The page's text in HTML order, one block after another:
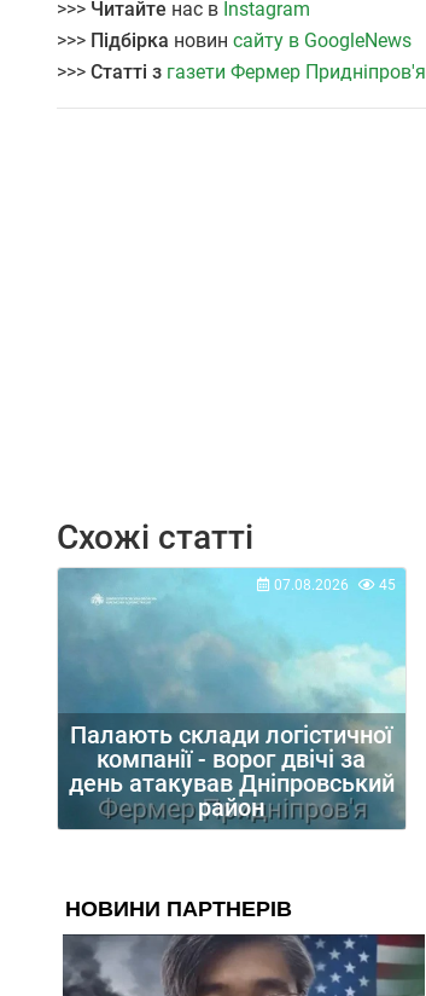
>>> Читайте нас в Instagram
>>> Підбірка новин сайту в GoogleNews
>>> Статті з газети Фермер Придніпров'я
Схожі статті
Палають склади логістичної
компанії - ворог двічі за
день атакував Дніпровський
район
07.08.2026 45